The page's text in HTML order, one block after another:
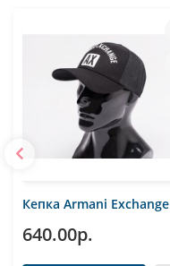
Кепка Armani Exchange
640.00р.